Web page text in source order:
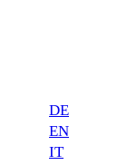
DE
EN
IT